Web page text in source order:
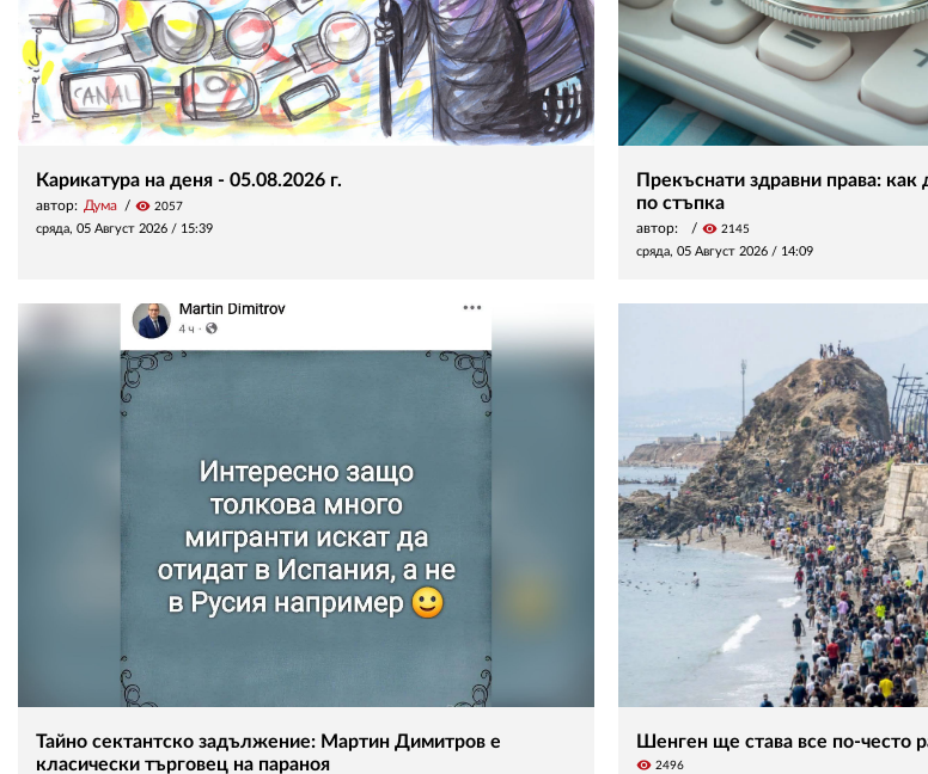
Карикатура на деня - 05.08.2026 г.
автор: Дума visibility 2057
сряда, 05 Август 2026 / 15:39
Прекъснати здравни права: как
по стъпка
автор: visibility 2145
сряда, 05 Август 2026 / 14:09
Тайно сектантско задължение: Мартин Димитров е
класически търговец на параноя
Шенген ще става все по-често
visibility 2496